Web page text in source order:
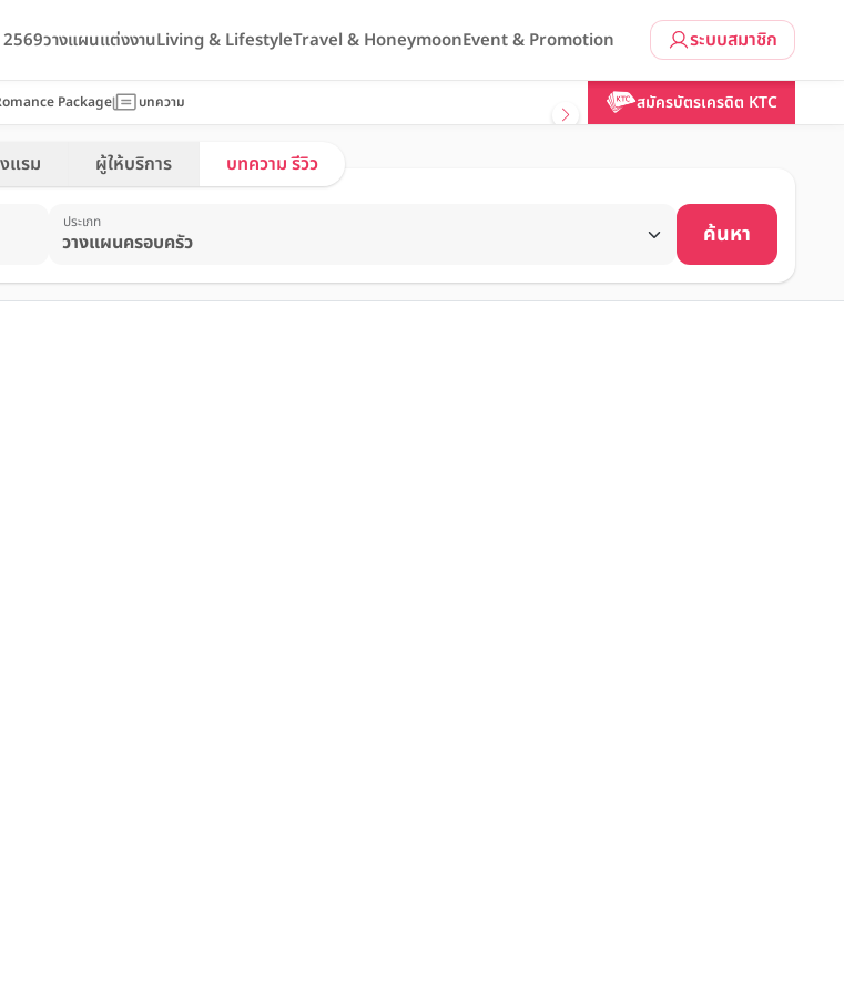
ระบบสมาชิก
วางแผนแต่งงานLiving & LifestyleTravel & HoneymoonEvent & Promotion
Package บทความ สมัครบัตรเครดิต KTC
แรม ผู้ให้บริการ บทความ รีวิว
ประเภท ค้นหา